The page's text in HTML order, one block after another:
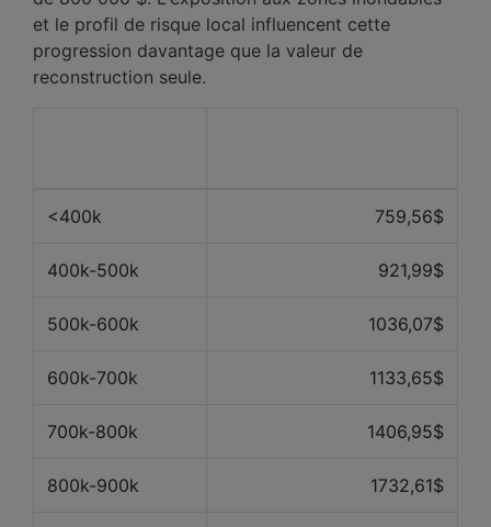
et le profil de risque local influencent cette
progression davantage que la valeur de
reconstruction seule.
<400k 759,56$
400k-500k 921,99$
500k-600k 1036,07$
600k-700k 1133,65$
700k-800k 1406,95$
800k-900k 1732,61$